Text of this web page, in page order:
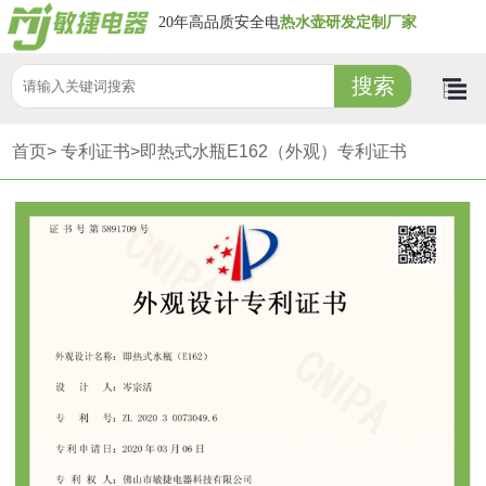
20年高品质安全电热水壶研发定制厂家
首页> 专利证书>即热式水瓶E162（外观）专利证书